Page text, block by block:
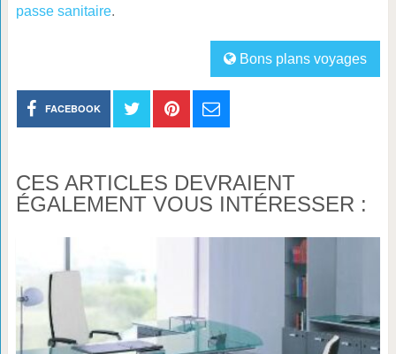
passe sanitaire.
Bons plans voyages
FACEBOOK
CES ARTICLES DEVRAIENT
ÉGALEMENT VOUS INTÉRESSER :